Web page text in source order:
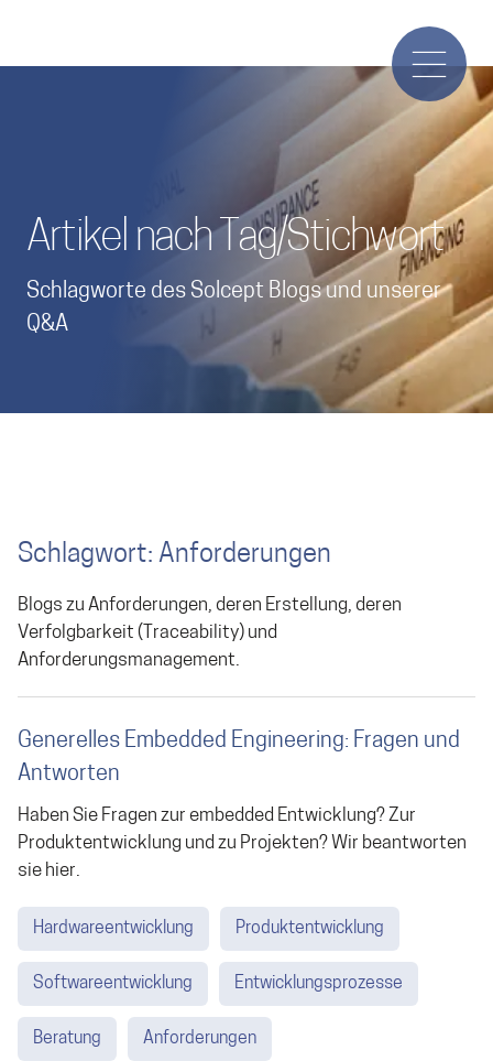
Artikel nach Tag/Stichwort
Schlagworte des Solcept Blogs und unserer
Q&A
Schlagwort: Anforderungen
Blogs zu Anforderungen, deren Erstellung, deren
Verfolgbarkeit (Traceability) und
Anforderungsmanagement.
Generelles Embedded Engineering: Fragen und
Antworten
Haben Sie Fragen zur embedded Entwicklung? Zur
Produktentwicklung und zu Projekten? Wir beantworten
sie hier.
Hardwareentwicklung Produktentwicklung
Softwareentwicklung Entwicklungsprozesse
Beratung Anforderungen